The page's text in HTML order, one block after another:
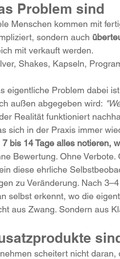
Problem sind
Menschen kommen mit
sondern auch
mit verkauft werden.
Shakes, Kapseln,
eigentliche Problem dabei
außen abgegeben wird:
Realität funktioniert
sich in der Praxis immer
7 bis 14 Tage alles notieren,
Bewertung. Ohne Verbote.
diese ehrliche
zu Veränderung. Nach
selbst erkennt, wo die
aus Zwang. Sondern aus
scheitert nicht daran,